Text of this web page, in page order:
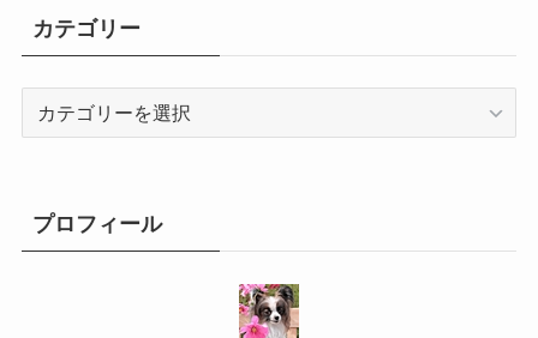
カテゴリー
ープロフィール